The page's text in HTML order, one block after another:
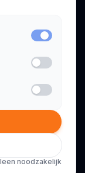
noodzakelijk